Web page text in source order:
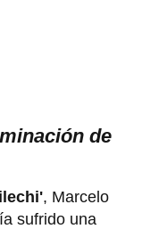
de
, Marcelo
sufrido una